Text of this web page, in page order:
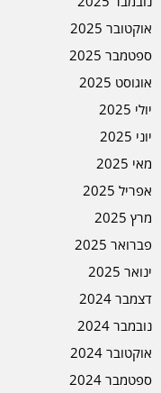
אוקטובר 2025
ספטמבר 2025
אוגוסט 2025
יולי 2025
יוני 2025
מאי 2025
אפריל 2025
מרץ 2025
פברואר 2025
ינואר 2025
דצמבר 2024
נובמבר 2024
אוקטובר 2024
ספטמבר 2024